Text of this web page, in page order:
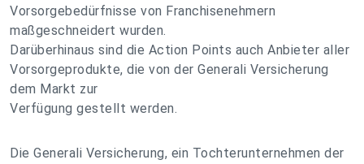
Vorsorgebedürfnisse von Franchisenehmern
maßgeschneidert wurden.
Darüberhinaus sind die Action Points auch Anbieter aller
Vorsorgeprodukte, die von der Generali Versicherung
dem Markt zur
Verfügung gestellt werden.
Die Generali Versicherung, ein Tochterunternehmen der